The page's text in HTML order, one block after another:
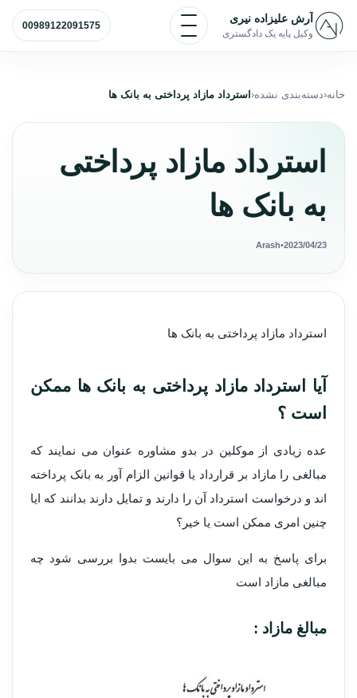
پرش به محتوا
آرش علیزاده نیری
وکیل پایه یک دادگستری
باز و بسته کردن منو
00989122091575
خانه دسته‌بندی نشده استرداد مازاد پرداختی به بانک ها
استرداد مازاد پرداختی
به بانک ها
2023/04/23
•
Arash
استرداد مازاد پرداختی به بانک ها
آیا استرداد مازاد پرداختی به بانک ها ممکن
است ؟
عده زیادی از موکلین در بدو مشاوره عنوان می نمایند که
مبالغی را مازاد بر قرارداد یا قوانین الزام آور به بانک پرداخته
اند و درخواست استرداد آن را دارند و تمایل دارند بدانند که ایا
چنین امری ممکن است یا خیر؟
برای پاسخ به این سوال می بایست بدوا بررسی شود چه
مبالغی مازاد است
مبالغ مازاد :